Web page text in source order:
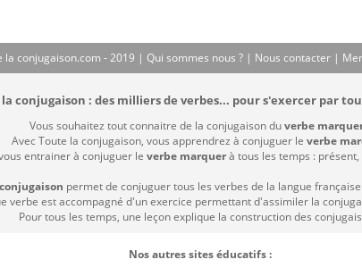
la conjugaison.com - 2019 | Qui sommes nous ? | Nous contacter |
conjugaison : des milliers de verbes... pour s'exercer par
Vous souhaitez tout connaitre de la conjugaison duverbe
Avec Toute la conjugaison, vous apprendrez à conjuguer le verbe
entrainer à conjuguer le verbe marquerà tous les temps :
permet de conjuguer tous les verbes de la langue
verbe est accompagné d'un exercice permettant d'assimiler la
Pour tous les temps, une leçon explique la construction des
Nos autres sites éducatifs :